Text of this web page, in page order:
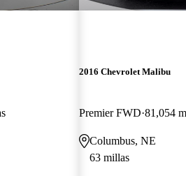
2016 Chevrolet Malibu
Premier FWD 81,054
Columbus, NE
63 millas